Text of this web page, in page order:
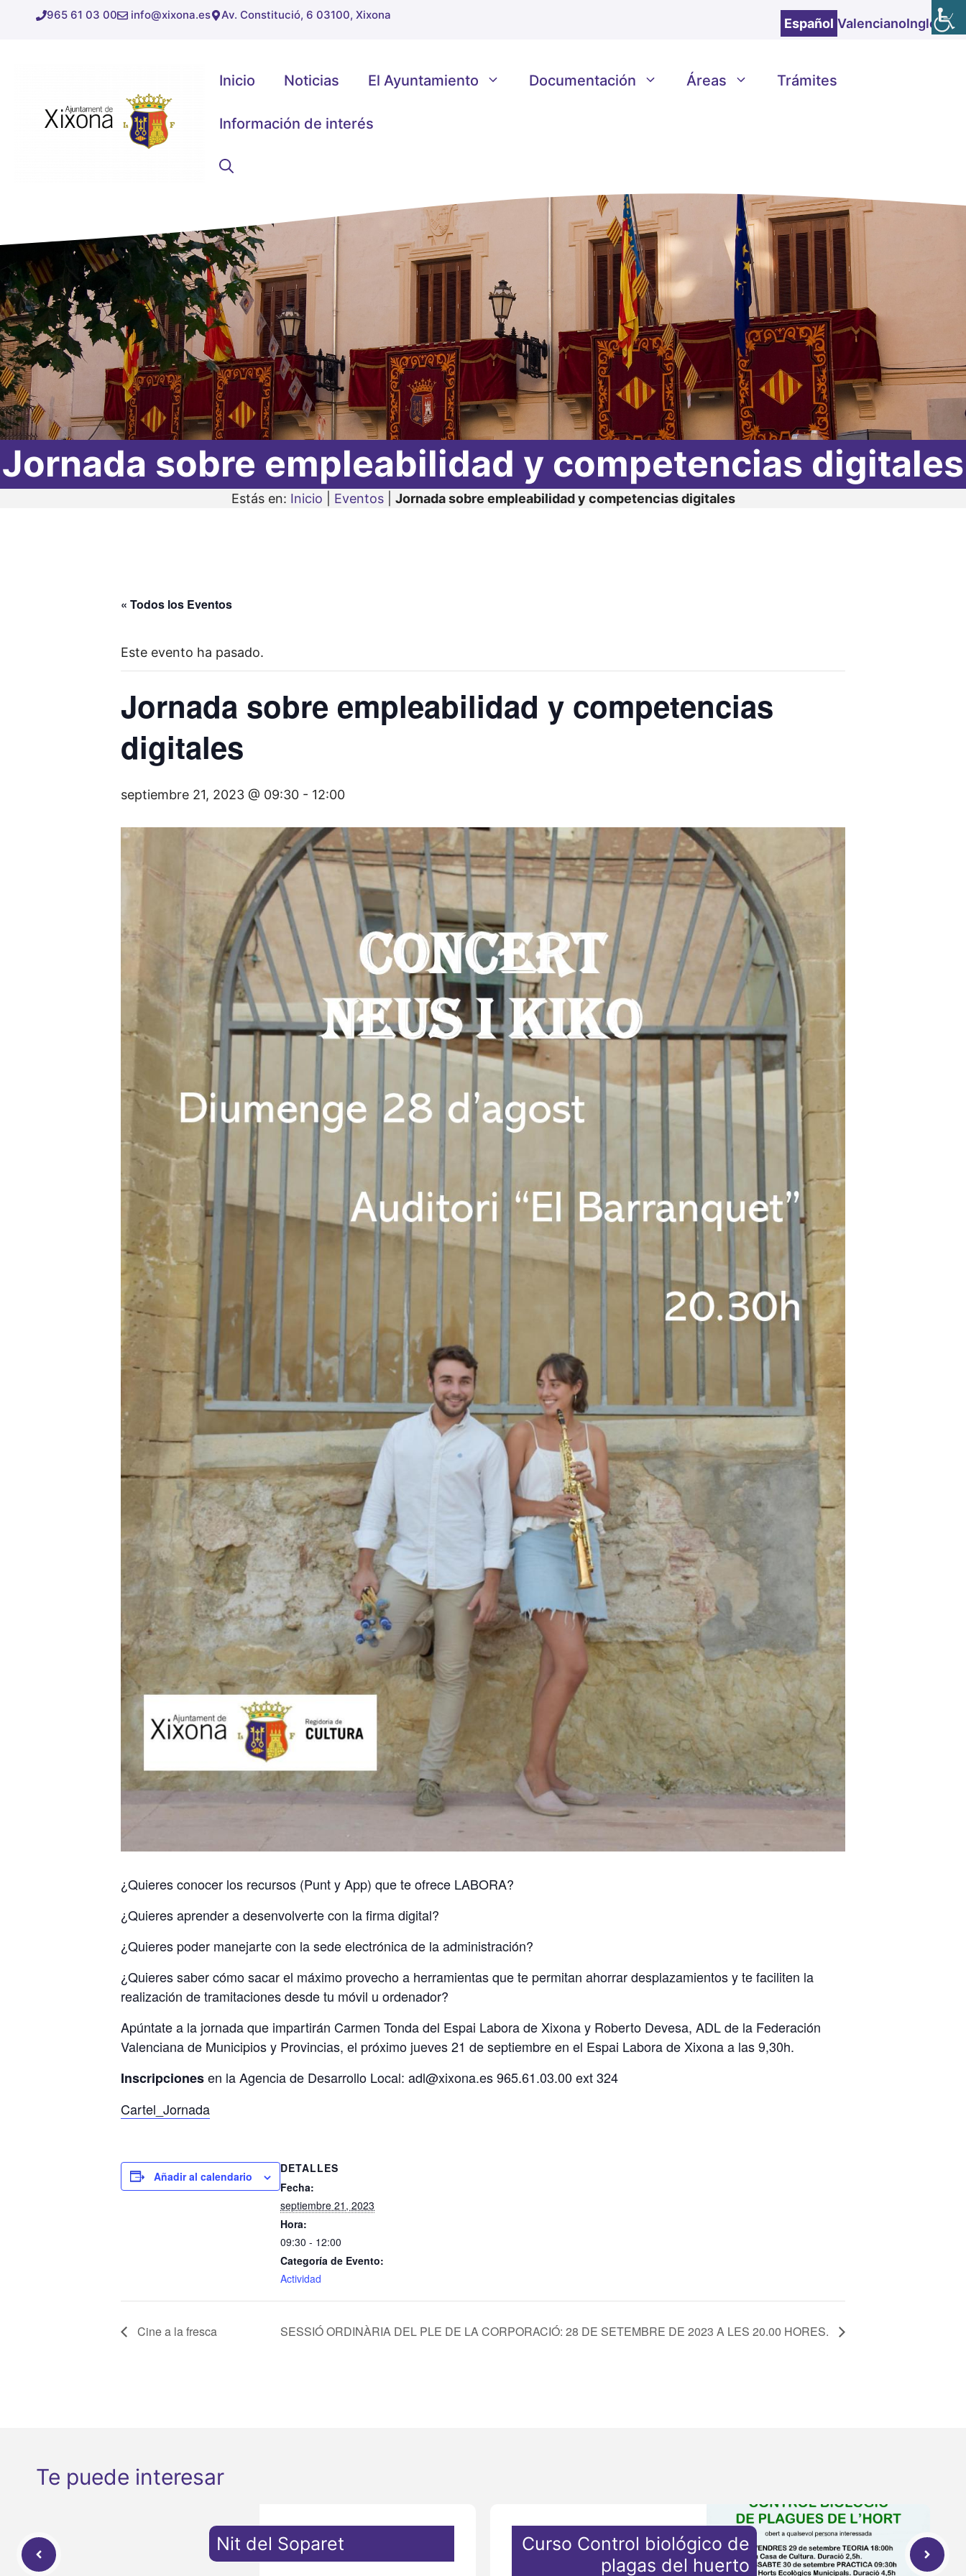
965 61 03 00 info@xixona.es Av. Constitució, 6 03100, Xixona
Español ValencianoInglés
Inicio Noticias El Ayuntamiento Documentación Áreas Trámites
Información de interés
Jornada sobre empleabilidad y competencias digitales
Estás en: Inicio Eventos| Jornada sobre empleabilidad y competencias digitales
« Todos los Eventos
Este evento ha pasado.
Jornada sobre empleabilidad y competencias
digitales
septiembre 21, 2023 @ 09:30 - 12:00
¿Quieres conocer los recursos (Punt y App) que te ofrece LABORA?
¿Quieres aprender a desenvolverte con la firma digital?
¿Quieres poder manejarte con la sede electrónica de la administración?
¿Quieres saber cómo sacar el máximo provecho a herramientas que te permitan ahorrar desplazamientos y te faciliten la
realización de tramitaciones desde tu móvil u ordenador?
Apúntate a la jornada que impartirán Carmen Tonda del Espai Labora de Xixona y Roberto Devesa, ADL de la Federación
Valenciana de Municipios y Provincias, el próximo jueves 21 de septiembre en el Espai Labora de Xixona a las 9,30h.
Inscripcionesen la Agencia de Desarrollo Local: adl@xixona.es 965.61.03.00 ext 324
Cartel_Jornada
Añadir al calendario
DETALLES
Fecha:
septiembre 21, 2023
Hora:
09:30 - 12:00
Categoría de Evento:
Actividad
Cine a la fresca SESSIÓ ORDINÀRIA DEL PLE DE LA CORPORACIÓ: 28 DE SETEMBRE DE 2023 A LES 20.00 HORES.
Te puede interesar
Nit del Soparet
Curso Control biológico de
plagas del huerto